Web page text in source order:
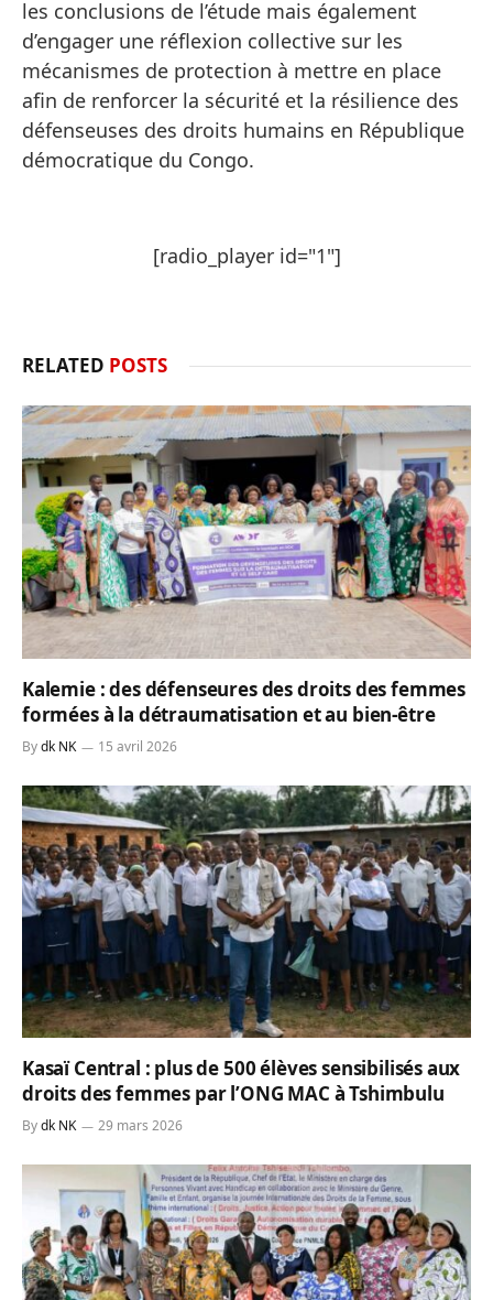
les conclusions de l’étude mais également
d’engager une réflexion collective sur les
mécanismes de protection à mettre en place
afin de renforcer la sécurité et la résilience des
défenseuses des droits humains en République
démocratique du Congo.
[radio_player id="1"]
RELATED POSTS
Kalemie : des défenseures des droits des femmes
formées à la détraumatisation et au bien-être
Bydk NK 15 avril 2026
Kasaï Central : plus de 500 élèves sensibilisés aux
droits des femmes par l’ONG MAC à Tshimbulu
Bydk NK 29 mars 2026